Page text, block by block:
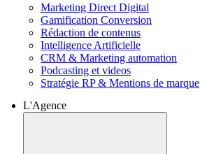
Marketing Direct Digital
Gamification Conversion
Rédaction de contenus
Intelligence Artificielle
CRM & Marketing automation
Podcasting et videos
Stratégie RP & Mentions de marque
L'Agence